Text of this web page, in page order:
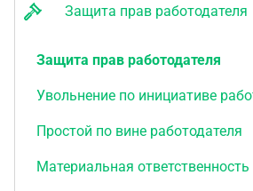
Защита прав работодателя
Защита прав работодателя
Увольнение по инициативе
Простой по вине работодателя
Материальная